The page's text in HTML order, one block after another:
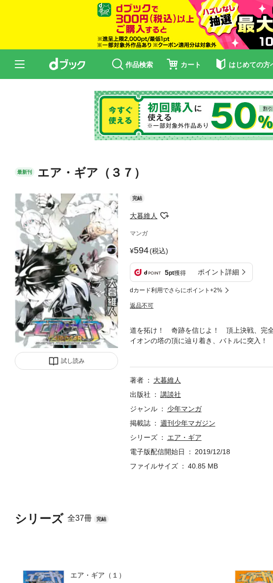
作品検索 カート はじめての方
最新刊 エア・ギア（３７）
試し読み
完結
大暮維人
マンガ
594(税込)
5pt獲得 ポイント詳細
dカード利用でさらにポイント+2%
返品不可
シリーズ 全37冊 完結
エア・ギア（１）
道を拓け！ 奇跡を信じよ！ 頂上決戦、完
イオンの塔の頂に辿り着き、バトルに突入！
が始まる！！ 世界の命運懸けた最終決戦、
著者
大暮維人
出版社
講談社
ジャンル
少年マンガ
掲載誌
週刊少年マガジン
シリーズ
エア・ギア
電子版配信開始日
2019/12/18
ファイルサイズ
40.85 MB